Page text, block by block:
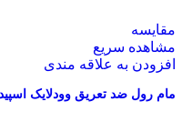
مقایسه
مشاهده سریع
افزودن به علاقه مندی
مام رول ضد تعریق وودلایک اسپید درای